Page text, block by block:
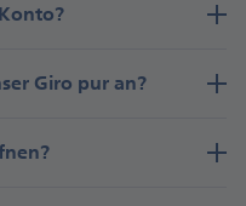
Giro pur an?